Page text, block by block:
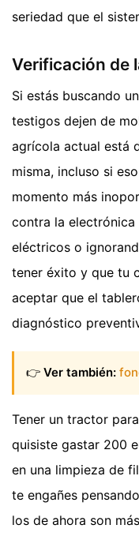
seriedad que el
Verificación de
Si estás buscando
testigos dejen de
agrícola actual está
misma, incluso si
momento más
contra la
eléctricos o
tener éxito y que tu
aceptar que el
diagnóstico
👉 Ver también:
Tener un tractor
quisiste gastar 200
en una limpieza de
te engañes
los de ahora son